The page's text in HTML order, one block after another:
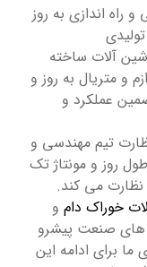
اندازی به روز
آلات ساخته
و متریال به روز و
عملکرد و
تیم مهندسی و
روز و مونتاژ تک
می کند.
خوراک دام و
های صنعت پیشرو
ما برای ادامه این